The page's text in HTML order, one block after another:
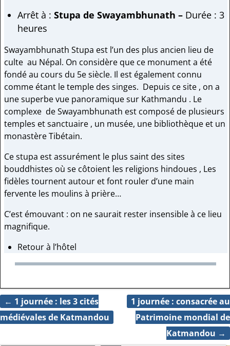
Arrêt à : Stupa de Swayambhunath – Durée : 3
heures
Swayambhunath Stupa est l’un des plus ancien lieu de
culte au Népal. On considère que ce monument a été
fondé au cours du 5e siècle. Il est également connu
comme étant le temple des singes. Depuis ce site , on a
une superbe vue panoramique sur Kathmandu . Le
complexe de Swayambhunath est composé de plusieurs
temples et sanctuaire , un musée, une bibliothèque et un
monastère Tibétain.
Ce stupa est assurément le plus saint des sites
bouddhistes où se côtoient les religions hindoues , Les
fidèles tournent autour et font rouler d’une main
fervente les moulins à prière…
C’est émouvant : on ne saurait rester insensible à ce lieu
magnifique.
Retour à l’hôtel
Navigation des articles
← 1 journée : les 3 cités
médiévales de Katmandou
1 journée : consacrée au
Patrimoine mondial de
Katmandou →